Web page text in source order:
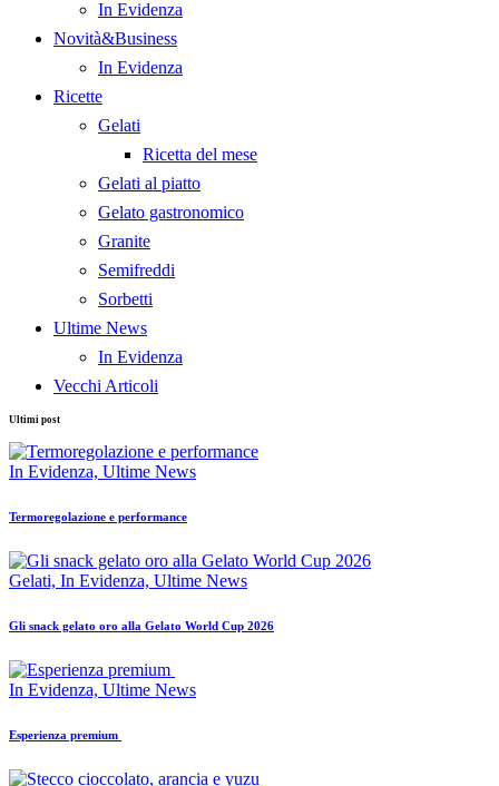
In Evidenza
Novità&Business
In Evidenza
Ricette
Gelati
Ricetta del mese
Gelati al piatto
Gelato gastronomico
Granite
Semifreddi
Sorbetti
Ultime News
In Evidenza
Vecchi Articoli
Ultimi post
In Evidenza, Ultime News
Termoregolazione e performance
Gelati, In Evidenza, Ultime News
Gli snack gelato oro alla Gelato World Cup 2026
In Evidenza, Ultime News
Esperienza premium